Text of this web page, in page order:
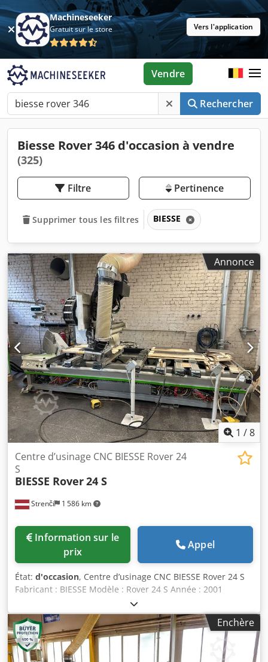
Machineseeker
Gratuit sur le store Vers l'application
Rechercher
Vendre
Biesse Rover 346 d'occasion à vendre
(325)
Filtre Pertinence
Supprimer tous les filtres BIESSE
Annonce
1 /8
Strenči 1 586 km
Centre d’usinage CNC BIESSE Rover 24
S
BIESSE Rover24 S
prix
Appel
État: d'occasion, Centre d’usinage CNC BIESSE Rover 24 S
Fabricant : BIESSE Modèle : Rover 24 S Année : 2001
Numéro de série : 16171 Alimentation : 230 V Puissance :
20 kW Courant nominal : 59 A Fréquence : 50 Hz
Alimentation en air : 6,5–7,5 bar Débit d’air requis : 30 m/s
Dcsdpfx Agezrv Hbjfjk Poids : 3 450 kg La machine
nécessite une intervention de maintenance et d’entretien.
Enchère